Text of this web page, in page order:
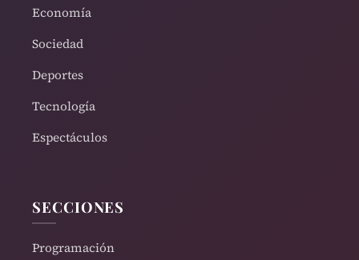
Economía
Sociedad
Deportes
Tecnología
Espectáculos
SECCIONES
Programación